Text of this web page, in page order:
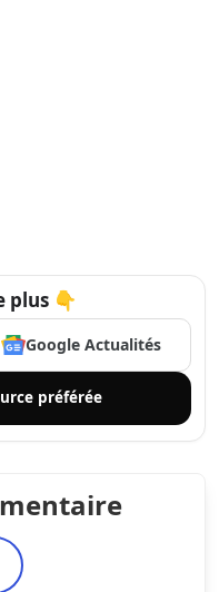
plus 👇
Google Actualités
préférée